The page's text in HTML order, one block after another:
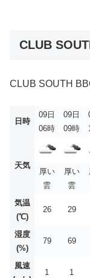
CLUB
CLUB SOUTH
日時
09日
06時
09日
09時
天気
厚い
雲
厚い
雲
気温
(℃)
26 29
湿度
(%)
79 69
風速
1 1